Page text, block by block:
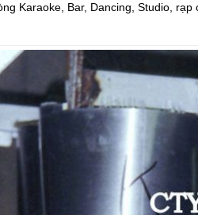
Karaoke, Bar, Dancing, Studio,